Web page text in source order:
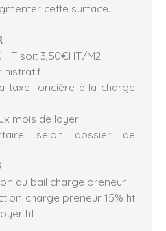
cette surface.
soit 3,50€HT/M2
taxe foncière à la charge
mois de loyer
selon dossier de
du bail charge preneur
charge preneur 15% ht
ht